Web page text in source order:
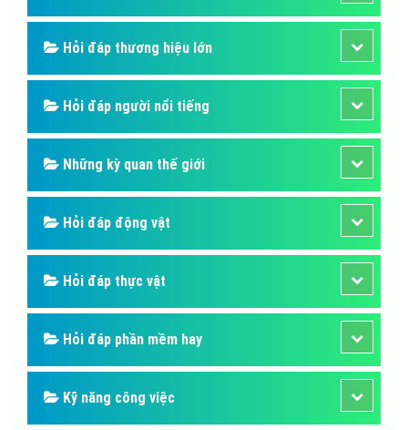
Hỏi đáp thương hiệu lớn
Hỏi đáp người nổi tiếng
Những kỳ quan thế giới
Hỏi đáp động vật
Hỏi đáp thực vật
Hỏi đáp phần mềm hay
Kỹ năng công việc